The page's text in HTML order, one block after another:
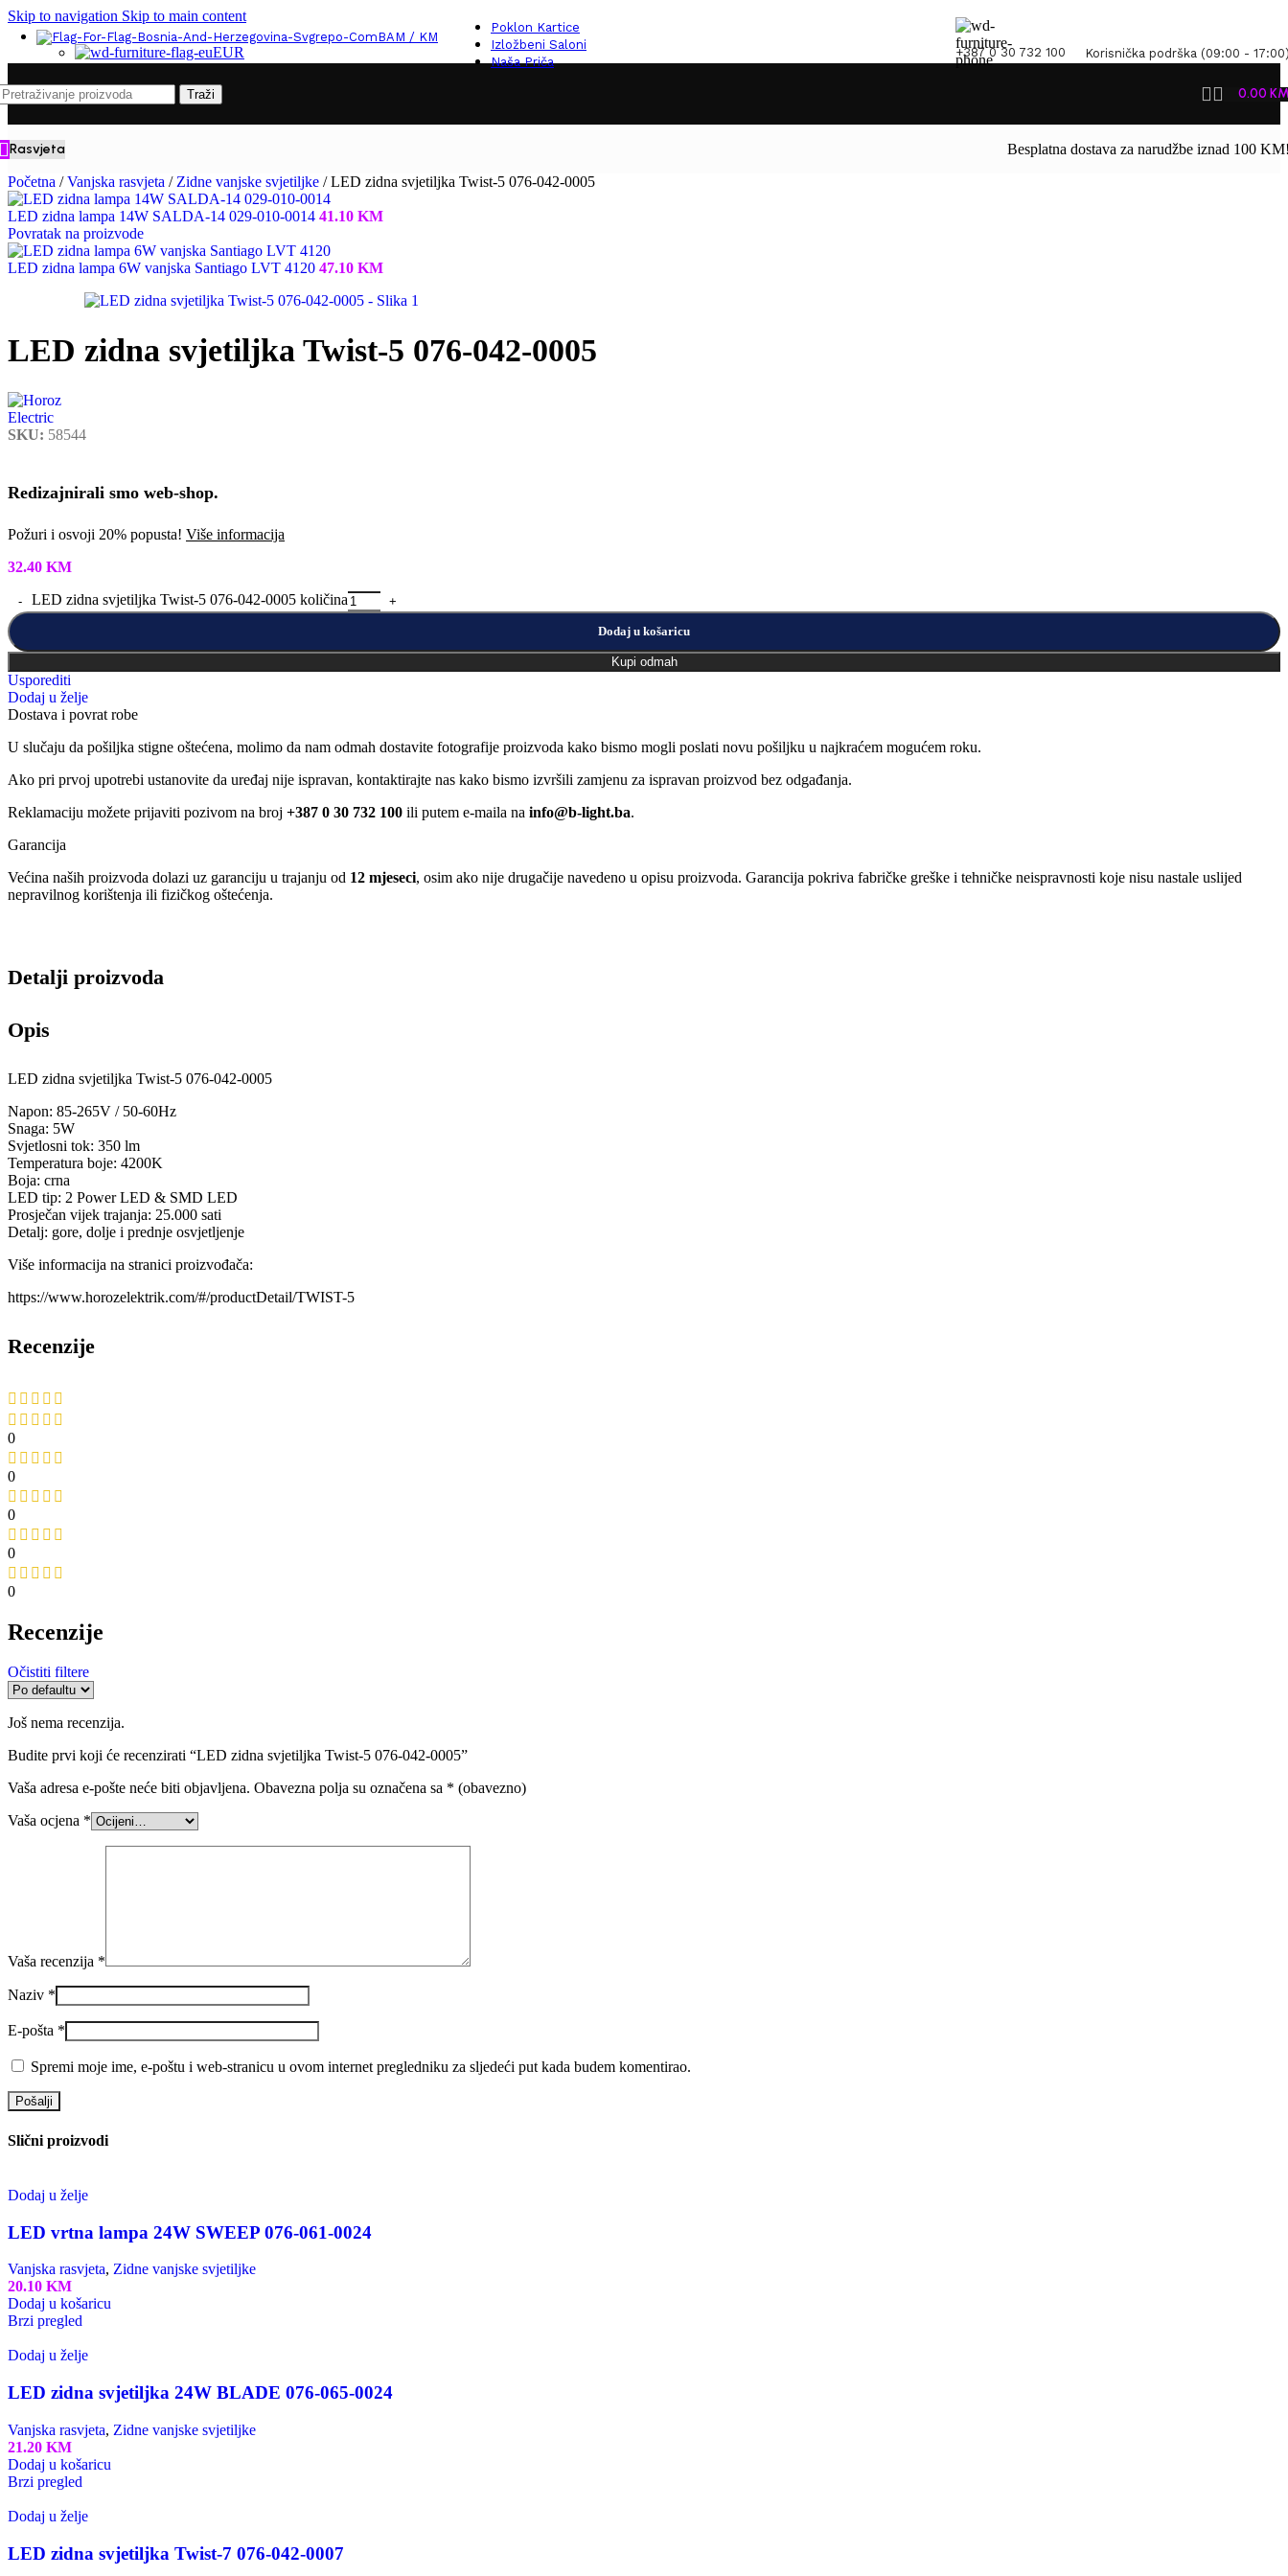
Skip to navigation Skip to main content
BAM / KM
EUR
Poklon Kartice
Izložbeni Saloni
Naša Priča
+387 0 30 732 100 Korisnička podrška (09:00 -
Traži 0.00
Rasvjeta Besplatna dostava za narudžbe iznad 100
Početna / Vanjska rasvjeta / Zidne vanjske svjetiljke / LED zidna svjetiljka Twist-5 076-042-0005
LED zidna lampa 14W SALDA-14 029-010-0014 41.10 KM
Povratak na proizvode
LED zidna lampa 6W vanjska Santiago LVT 4120 47.10 KM
LED zidna svjetiljka Twist-5 076-042-0005
SKU: 58544
Redizajnirali smo web-shop.
Požuri i osvoji 20% popusta! Više informacija
32.40 KM
LED zidna svjetiljka Twist-5 076-042-0005 količina
Dodaj u košaricu
Kupi odmah
Usporediti
Dodaj u želje
Dostava i povrat robe
U slučaju da pošiljka stigne oštećena, molimo da nam odmah dostavite fotografije proizvoda kako bismo mogli poslati novu pošiljku u najkraćem mogućem roku.
Ako pri prvoj upotrebi ustanovite da uređaj nije ispravan, kontaktirajte nas kako bismo izvršili zamjenu za ispravan proizvod bez odgađanja.
Reklamaciju možete prijaviti pozivom na broj +387 0 30 732 100 ili putem e-maila na info@b-light.ba.
Garancija
Većina naših proizvoda dolazi uz garanciju u trajanju od 12 mjeseci, osim ako nije drugačije navedeno u opisu proizvoda. Garancija pokriva fabričke greške i tehničke neispravnosti koje nisu nastale uslijed
nepravilnog korištenja ili fizičkog oštećenja.
Detalji proizvoda
Opis
LED zidna svjetiljka Twist-5 076-042-0005
Napon: 85-265V / 50-60Hz
Snaga: 5W
Svjetlosni tok: 350 lm
Temperatura boje: 4200K
Boja: crna
LED tip: 2 Power LED & SMD LED
Prosječan vijek trajanja: 25.000 sati
Detalj: gore, dolje i prednje osvjetljenje
Više informacija na stranici proizvođača:
https://www.horozelektrik.com/#/productDetail/TWIST-5
Recenzije
0
0
0
0
0
Recenzije
Očistiti filtere
Još nema recenzija.
Budite prvi koji će recenzirati “LED zidna svjetiljka Twist-5 076-042-0005”
Vaša adresa e-pošte neće biti objavljena. Obavezna polja su označena sa * (obavezno)
Vaša ocjena *
Vaša recenzija *
Naziv *
E-pošta *
Spremi moje ime, e-poštu i web-stranicu u ovom internet pregledniku za sljedeći put kada budem komentirao.
Slični proizvodi
Dodaj u želje
LED vrtna lampa 24W SWEEP 076-061-0024
Vanjska rasvjeta, Zidne vanjske svjetiljke
20.10 KM
Dodaj u košaricu
Brzi pregled
Dodaj u želje
LED zidna svjetiljka 24W BLADE 076-065-0024
Vanjska rasvjeta, Zidne vanjske svjetiljke
21.20 KM
Dodaj u košaricu
Brzi pregled
Dodaj u želje
LED zidna svjetiljka Twist-7 076-042-0007